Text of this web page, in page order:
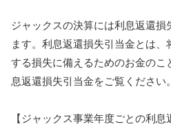
ジャックスの決算には利息返還損
ます。利息返還損失引当金とは
する損失に備えるためのお金のこ
息返還損失引当金をご覧ください。
【ジャックス事業年度ごとの利息